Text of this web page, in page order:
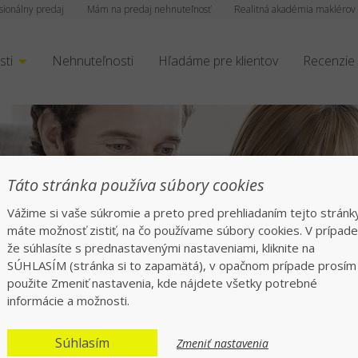
Realitná akadémia maklérov
Mám na predaj nehnuteľnosť
predaj
Nehnuteľnosti Hľadáme pre klientov Recenzie
a rýchly
Jednotka v realitách na slovenskom trhu
Táto stránka používa súbory cookies
Vážime si vaše súkromie a preto pred prehliadaním tejto
máte možnosť zistiť, na čo používame súbory cookies. V
že súhlasíte s prednastavenými nastaveniami, kliknite na
SÚHLASÍM (stránka si to zapamätá), v opačnom prípade prosím
použite Zmeniť nastavenia, kde nájdete všetky potrebné
informácie a možnosti.
Súhlasím Zmeniť nastavenia